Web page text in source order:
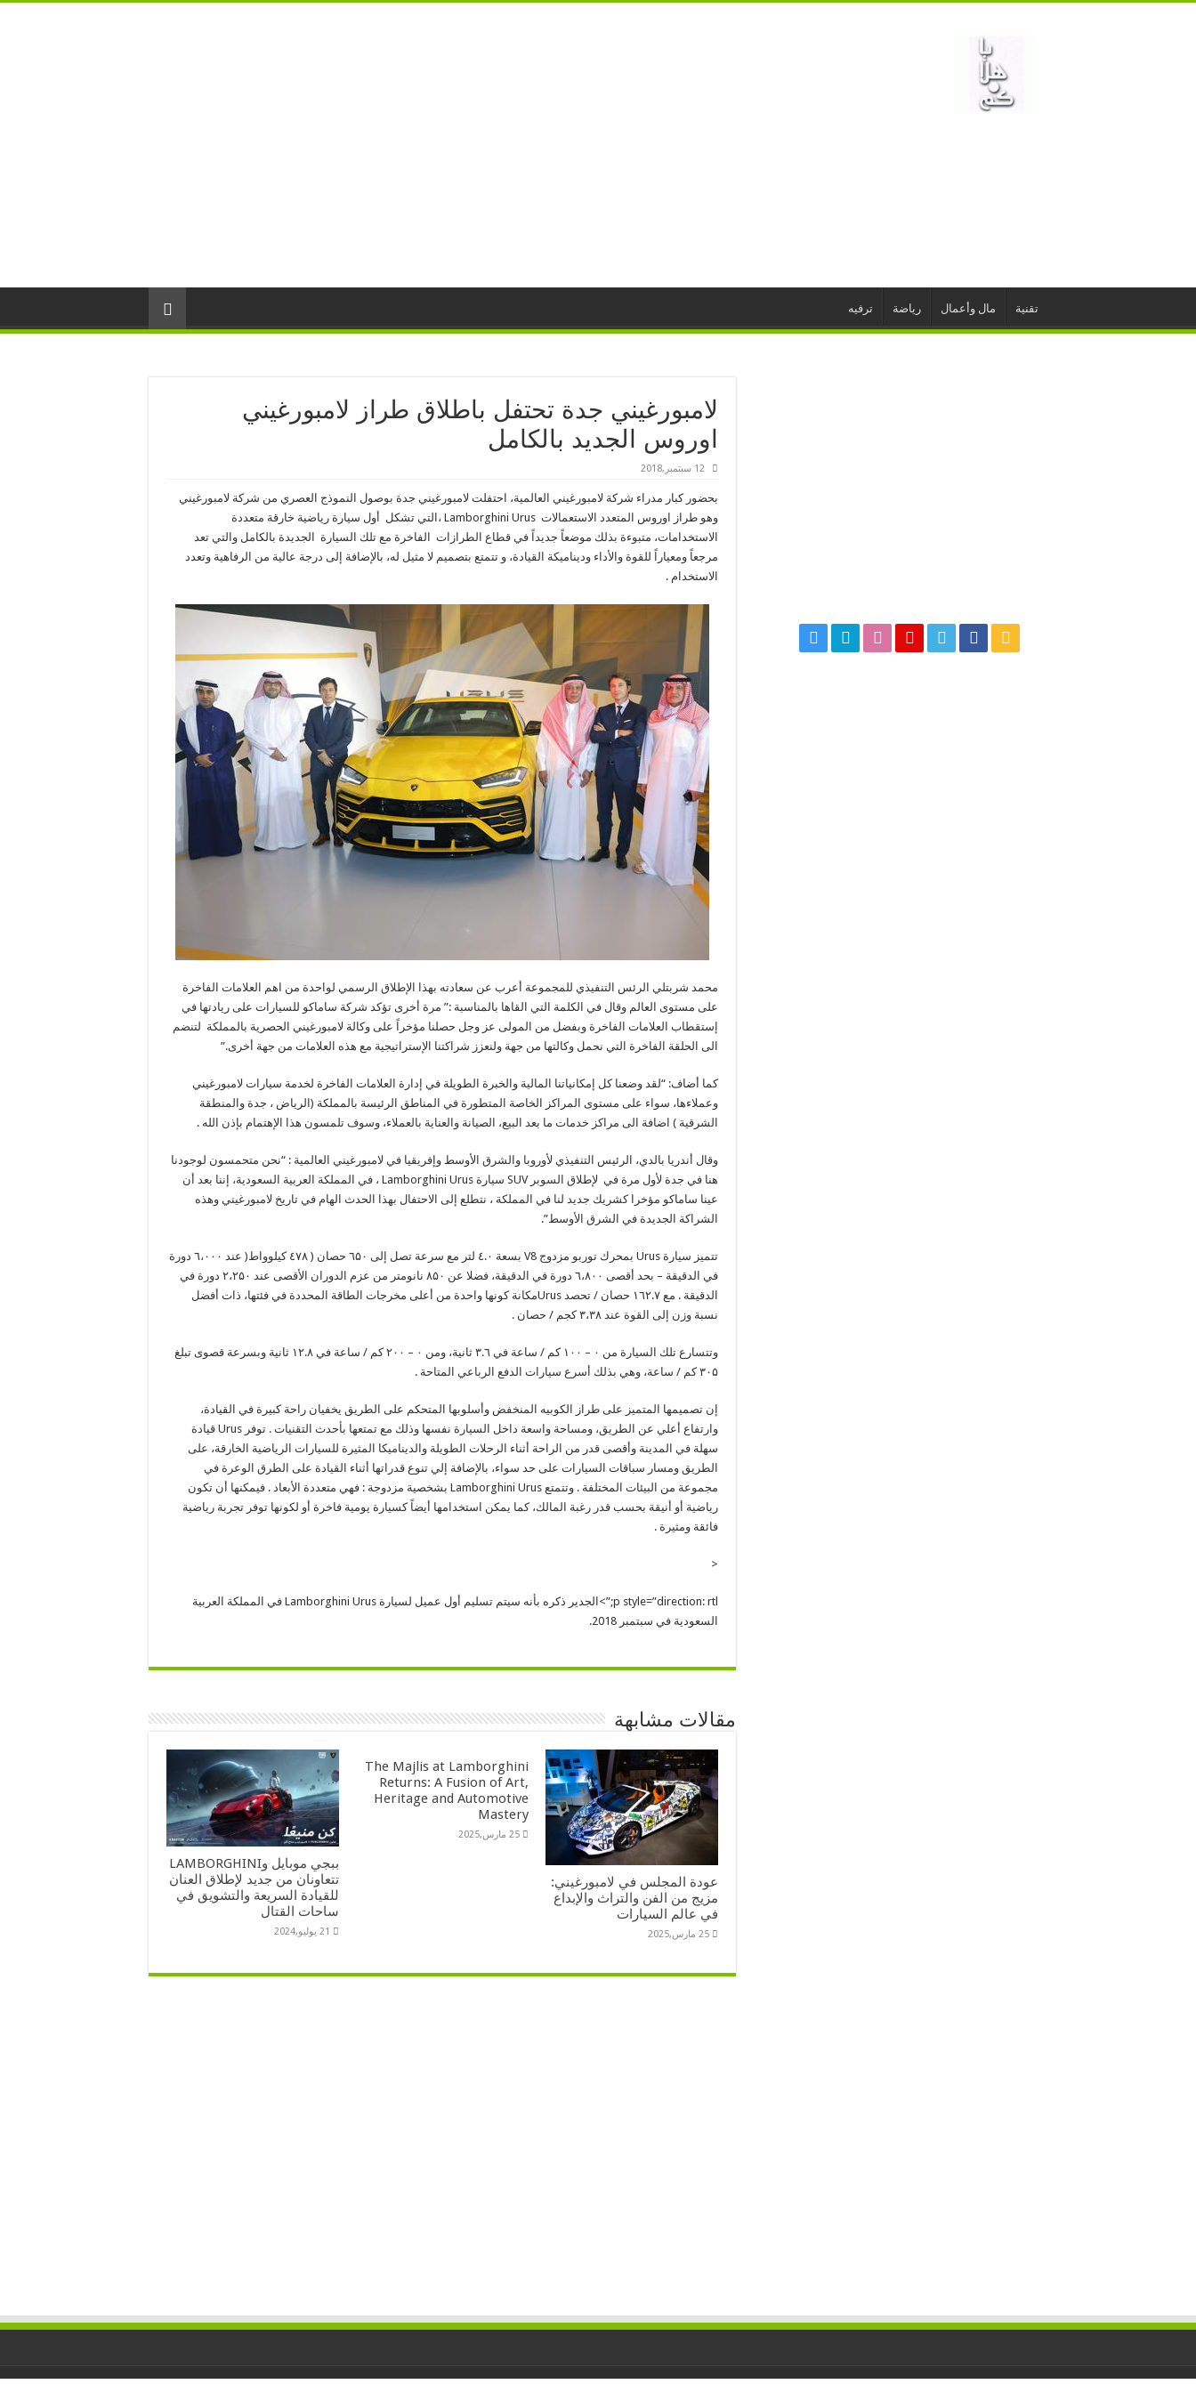
تقنية مال وأعمال رياضة ترفيه
لامبورغيني جدة تحتفل باطلاق طراز لامبورغيني
اوروس الجديد بالكامل
12 سبتمبر,2018
بحضور كبار مدراء شركة لامبورغيني العالمية، احتفلت لامبورغيني جدة بوصول النموذج العصري من شركة لامبورغيني
وهو طراز اوروس المتعدد الاستعمالات Lamborghini Urus ،التي تشكل أول سيارة رياضية خارقة متعددة
الاستخدامات، متبوءة بذلك موضعاً جديداً في قطاع الطرازات الفاخرة مع تلك السيارة الجديدة بالكامل والتي تعد
مرجعاً ومعياراً للقوة والأداء وديناميكة القيادة، و تتمتع بتصميم لا مثيل له، بالإضافة إلى درجة عالية من الرفاهية وتعدد
الاستخدام .
محمد شربتلي الرئس التنفيذي للمجموعة أعرب عن سعادته بهذا الإطلاق الرسمي لواحدة من اهم العلامات الفاخرة
على مستوى العالم وقال في الكلمة التي القاها بالمناسبة :” مرة أخرى تؤكد شركة ساماكو للسيارات على ريادتها في
إستقطاب العلامات الفاخرة وبفضل من المولى عز وجل حصلنا مؤخراً على وكالة لامبورغيني الحصرية بالمملكة لتنضم
الى الحلقة الفاخرة التي نحمل وكالتها من جهة ولنعزز شراكتنا الإستراتيجية مع هذه العلامات من جهة أخرى.”
كما أضاف: “لقد وضعنا كل إمكانياتنا المالية والخبرة الطويلة في إدارة العلامات الفاخرة لخدمة سيارات لامبورغيني
وعملاءها، سواء على مستوى المراكز الخاصة المتطورة في المناطق الرئيسة بالمملكة (الرياض ، جدة والمنطقة
الشرقية ) اضافة الى مراكز خدمات ما بعد البيع، الصيانة والعناية بالعملاء، وسوف تلمسون هذا الإهتمام بإذن الله .
وقال أندريا بالدي، الرئيس التنفيذي لأوروبا والشرق الأوسط وإفريقيا في لامبورغيني العالمية : “نحن متحمسون لوجودنا
هنا في جدة لأول مرة في لإطلاق السوبر SUV سيارة Lamborghini Urus ، في المملكة العربية السعودية، إننا بعد أن
عينا ساماكو مؤخرا كشريك جديد لنا في المملكة ، نتطلع إلى الاحتفال بهذا الحدث الهام في تاريخ لامبورغيني وهذه
الشراكة الجديدة في الشرق الأوسط”.
تتميز سيارة Urus بمحرك توربو مزدوج V8 بسعة ٤.۰ لتر مع سرعة تصل إلى ٦۵۰ حصان ( ٤۷٨ كيلوواط( عند ٦،۰۰۰ دورة
في الدقيقة – بحد أقصى ٦،٨۰۰ دورة في الدقيقة، فضلا عن ٨۵۰ نانومتر من عزم الدوران الأقصى عند ۲،۲۵۰ دورة في
الدقيقة . مع ۱٦۲.۷ حصان / تحصد Urusمكانة كونها واحدة من أعلى مخرجات الطاقة المحددة في فئتها، ذات أفضل
نسبة وزن إلى القوة عند ۳،۳٨ كجم / حصان .
وتتسارع تلك السيارة من ۰ – ۱۰۰ كم / ساعة في ۳.٦ ثانية، ومن ۰ – ۲۰۰ كم / ساعة في ۱۲.٨ ثانية وبسرعة قصوى تبلغ
۳۰۵ كم / ساعة، وهي بذلك أسرع سيارات الدفع الرباعي المتاحة .
إن تصميمها المتميز على طراز الكوبيه المنخفض وأسلوبها المتحكم على الطريق يخفيان راحة كبيرة في القيادة،
وارتفاع أعلي عن الطريق، ومساحة واسعة داخل السيارة نفسها وذلك مع تمتعها بأحدث التقنيات . توفر Urus قيادة
سهلة في المدينة وأقصى قدر من الراحة أثناء الرحلات الطويلة والديناميكا المثيرة للسيارات الرياضية الخارقة، على
الطريق ومسار سباقات السيارات على حد سواء، بالإضافة إلي تنوع قدراتها أثناء القيادة على الطرق الوعرة في
مجموعة من البيئات المختلفة . وتتمتع Lamborghini Urus بشخصية مزدوجة : فهي متعددة الأبعاد . فيمكنها أن تكون
رياضية أو أنيقة بحسب قدر رغبة المالك، كما يمكن استخدامها أيضاً كسيارة يومية فاخرة أو لكونها توفر تجربة رياضية
فائقة ومثيرة .
<
p style=”direction: rtl;”>الجدير ذكره بأنه سيتم تسليم أول عميل لسيارة Lamborghini Urus في المملكة العربية
السعودية في سبتمبر 2018.
مقالات مشابهة
عودة المجلس في لامبورغيني:
مزيج من الفن والتراث والإبداع
في عالم السيارات
25 مارس,2025
The Majlis at Lamborghini
Returns: A Fusion of Art,
Heritage and Automotive
Mastery
25 مارس,2025
ببجي موبايل وLAMBORGHINI
تتعاونان من جديد لإطلاق العنان
للقيادة السريعة والتشويق في
ساحات القتال
21 يوليو,2024